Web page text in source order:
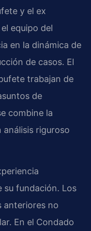
y el ex
equipo del
en la dinámica de
de casos. El
trabajan de
de
combine la
análisis riguroso
su fundación. Los
anteriores no
En el Condado